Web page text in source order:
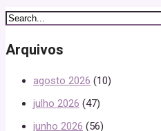
Arquivos
agosto 2026 (10)
julho 2026 (47)
junho 2026 (56)